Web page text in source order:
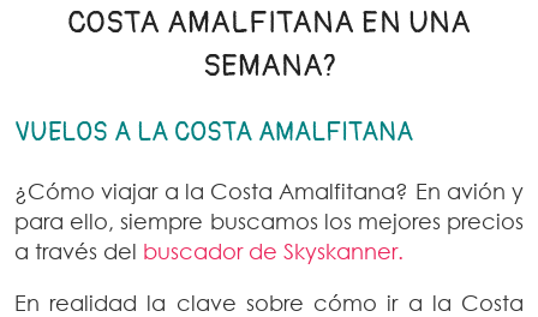
COSTA AMALFITANA EN UNA
SEMANA?
VUELOS A LA COSTA AMALFITANA
¿Cómo viajar a la Costa Amalfitana? En avión y
para ello, siempre buscamos los mejores precios
a través del buscador de Skyskanner.
En realidad la clave sobre cómo ir a la Costa